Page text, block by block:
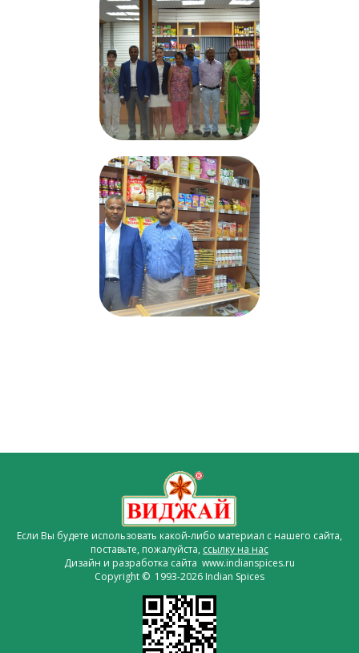
Если Вы будете использовать какой-либо материал с нашего сайта,
поставьте, пожалуйста, ссылку на нас
Дизайн и разработка сайта www.indianspices.ru
Copyright © 1993-2026 Indian Spices